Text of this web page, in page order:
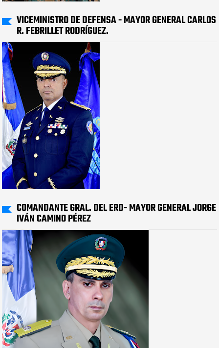
VICEMINISTRO DE DEFENSA - MAYOR GENERAL CARLOS
R. FEBRILLET RODRÍGUEZ.
COMANDANTE GRAL. DEL ERD- MAYOR GENERAL JORGE
IVÁN CAMINO PÉREZ